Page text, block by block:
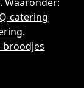
catering
.
broodjes